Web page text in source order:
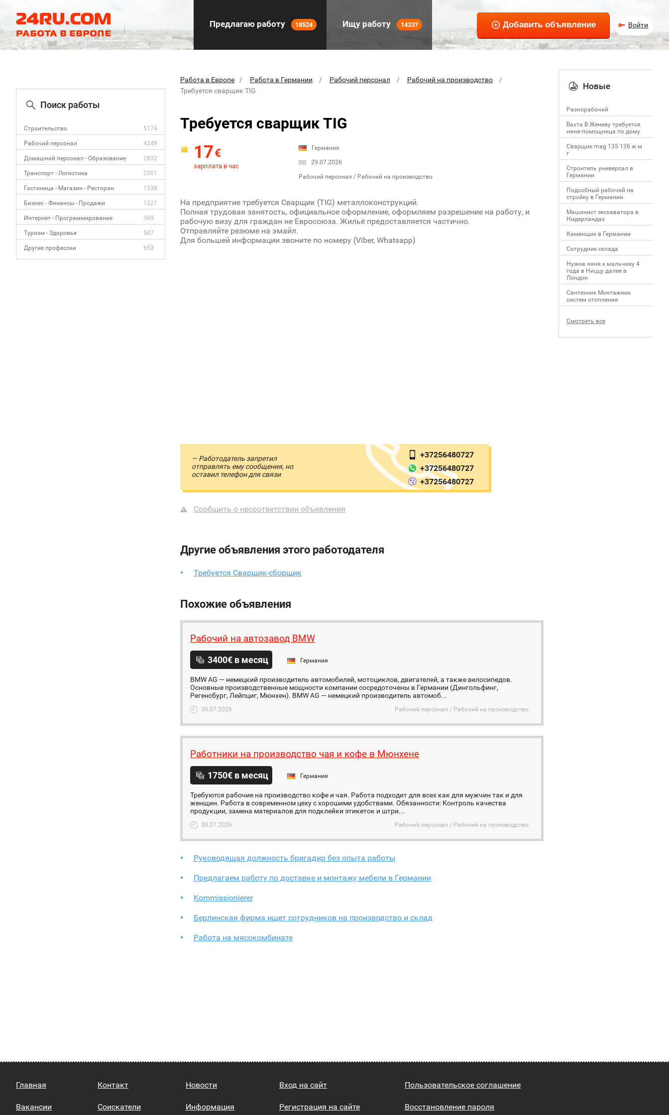
Предлагаю работу 18524 Ищу работу 14237 Войти
Поиск работы
Строительство 5174
Рабочий персонал 4249
Домашний персонал - Образование 2832
Транспорт - Логистика 2001
Гостиница - Магазин - Ресторан 1338
Бизнес - Финансы - Продажи 1321
Интернет - Программирование 369
Туризм - Здоровье 587
Другие профессии 653
Работа в Европе Работа в Германии Рабочий персонал
Рабочий на производство
Требуется сварщик TIG
Требуется сварщик TIG
17€
зарплата в час
Германия
29.07.2026
Рабочий персонал / Рабочий на производство
На предприятие требуется Сварщик (TIG) металлоконструкций.
Полная трудовая занятость, официальное оформление, оформляем разрешение на работу, и
рабочую визу для граждан не Евросоюза. Жильё предоставляется частично.
Отправляйте резюме на эмайл.
Для большей информации звоните по номеру (Viber, Whatsapp)
— Работодатель запретил
отправлять ему сообщения, но
оставил телефон для связи
+37256480727
+37256480727
+37256480727
Сообщить о несоответствии объявления
Другие объявления этого работодателя
Требуется Сварщик-сборщик
Похожие объявления
Рабочий на автозавод BMW
3400€ в месяц Германия
BMW AG — немецкий производитель автомобилей, мотоциклов, двигателей, а также велосипедов.
Основные производственные мощности компании сосредоточены в Германии (Дингольфинг,
Регенсбург, Лейпциг, Мюнхен). BMW AG — немецкий производитель автомоб...
30.07.2026 Рабочий персонал / Рабочий на производство
Работники на производство чая и кофе в Мюнхене
1750€ в месяц Германия
Требуются рабочие на производство кофе и чая. Работа подходит для всех как для мужчин так и для
женщин. Работа в современном цеху с хорошими удобствами. Обязанности: Контроль качества
продукции, замена материалов для подклейки этикеток и штри...
30.07.2026 Рабочий персонал / Рабочий на производство
Руководящая должность бригадир без опыта работы
Предлагаем работу по доставке и монтажу мебели в Германии
Kommissionierer
Берлинская фирма ищет сотрудников на производство и склад
Работа на мясокомбинате
Новые
Разнорабочий
Вахта В Женеву требуется
няня-помощница по дому
Сварщик mag 135 136 ж м
г
Строитель универсал в
Германии
Подсобный рабочий на
стройку в Германии
Машинист экскаватора в
Нидерландах
Каменщик в Германии
Сотрудник склада
Нужна няня к мальчику 4
года в Ниццу далее в
Лондон
Сантехник Монтажник
систем отопления
Смотреть все
Главная
Вакансии
Контакт
Соискатели
Новости
Информация
Вход на сайт
Регистрация на сайте
Пользовательское соглашение
Восстановление пароля